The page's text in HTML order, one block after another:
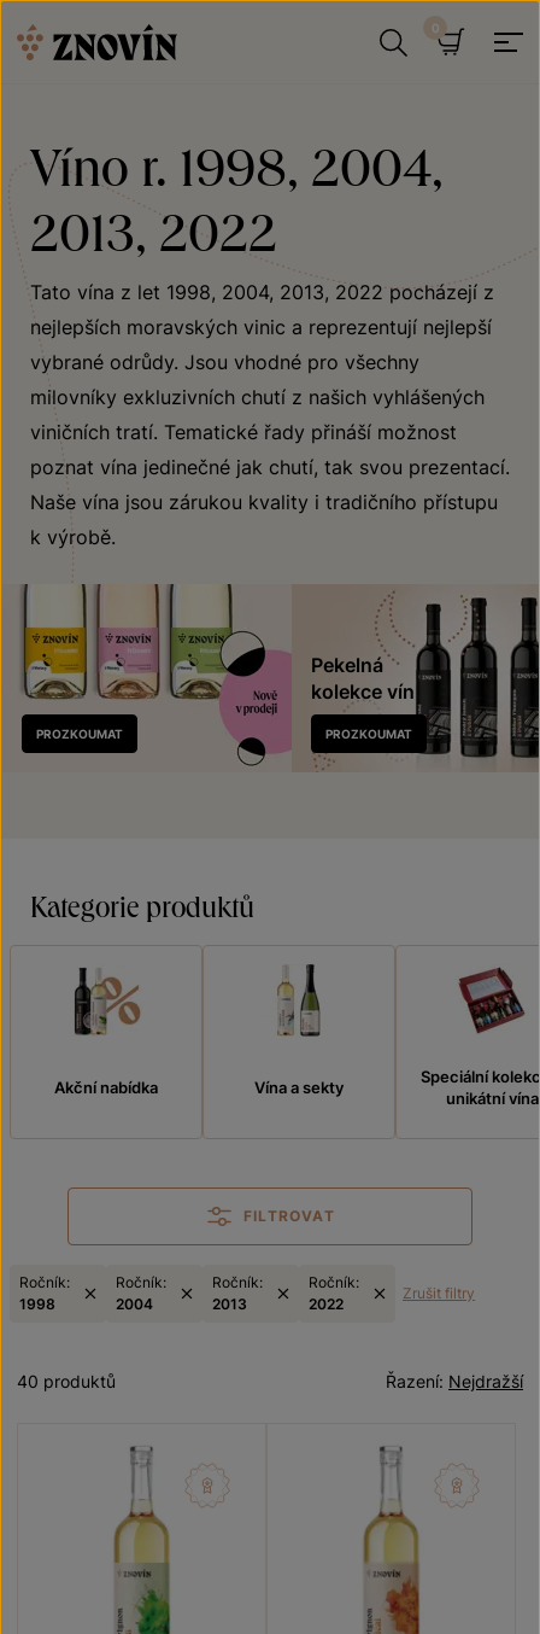
Víno r. 1998, 2004,
2013, 2022
Tato vína z let 1998, 2004, 2013, 2022 pocházejí z
nejlepších moravských vinic a reprezentují nejlepší
vybrané odrůdy. Jsou vhodné pro všechny
milovníky exkluzivních chutí z našich vyhlášených
viničních tratí. Tematické řady přináší možnost
poznat vína jedinečné jak chutí, tak svou prezentací.
Naše vína jsou zárukou kvality i tradičního přístupu
k výrobě.
Nově
v prodeji
PROZKOUMAT
Pekelná
kolekce vín
PROZKOUMAT
Kategorie produktů
Akční nabídka Vína a sekty
Speciální
unikátní vína
FILTROVAT
Ročník:
1998
Ročník:
2004
Ročník:
2013
Ročník:
2022
Zrušit filtry
Nejdražší
Řazení:
40 produktů